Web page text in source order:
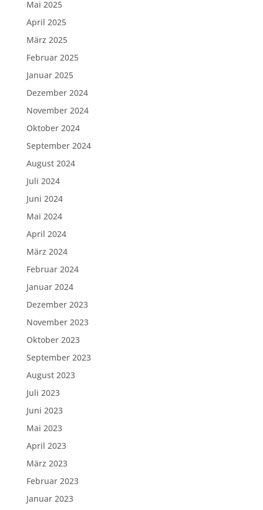
Mai 2025
April 2025
März 2025
Februar 2025
Januar 2025
Dezember 2024
November 2024
Oktober 2024
September 2024
August 2024
Juli 2024
Juni 2024
Mai 2024
April 2024
März 2024
Februar 2024
Januar 2024
Dezember 2023
November 2023
Oktober 2023
September 2023
August 2023
Juli 2023
Juni 2023
Mai 2023
April 2023
März 2023
Februar 2023
Januar 2023